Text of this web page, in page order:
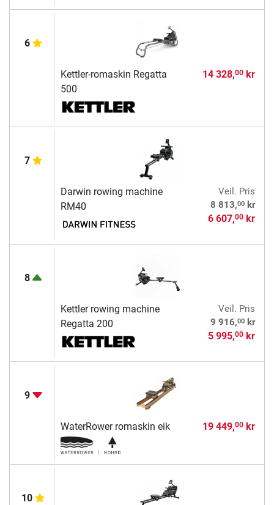
6
Kettler-romaskin Regatta
500
14 328,00kr
7
Darwin rowing machine
RM40
Veil. Pris
8 813,00kr
6 607,00kr
8
Kettler rowing machine
Regatta 200
Veil. Pris
9 916,00kr
5 995,00kr
9
WaterRower romaskin eik 19 449,00kr
10